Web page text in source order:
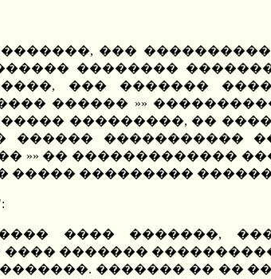
���
��������
��� �������
������ »»
���������, ��
�����������
�� �������������
����� ���������
���� �������,
�������
������� �� ��